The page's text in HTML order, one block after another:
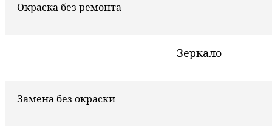
Окраска без ремонта
Зеркало
Замена без окраски